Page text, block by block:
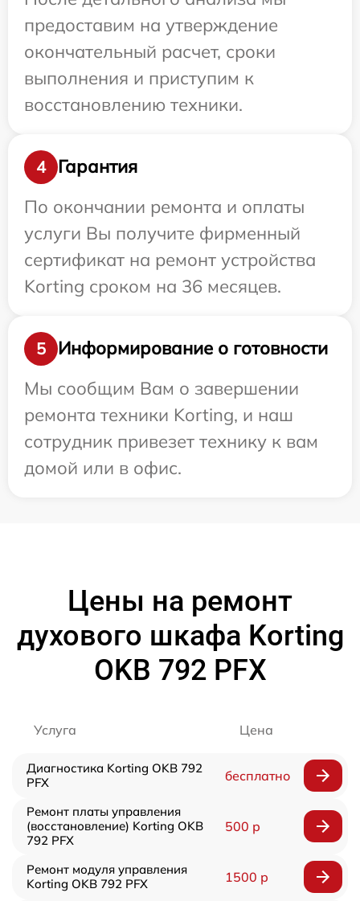
предоставим на утверждение
окончательный расчет, сроки
выполнения и приступим к
восстановлению техники.
4
Гарантия
По окончании ремонта и оплаты
услуги Вы получите фирменный
сертификат на ремонт устройства
Korting сроком на 36 месяцев.
5
Информирование о готовности
Мы сообщим Вам о завершении
ремонта техники Korting, и наш
сотрудник привезет технику к вам
домой или в офис.
Цены на ремонт
духового шкафа Korting
OKB 792 PFX
Услуга Цена
Диагностика Korting OKB 792
PFX
бесплатно
Ремонт платы управления
(восстановление) Korting OKB
792 PFX
500 р
Ремонт модуля управления
Korting OKB 792 PFX
1500 р